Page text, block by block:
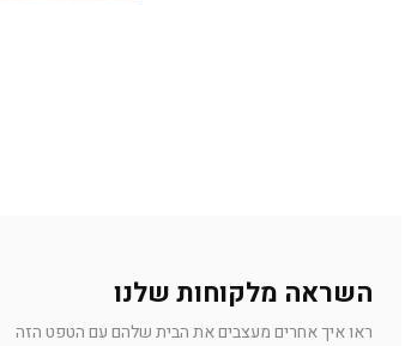
השראה מלקוחות שלנו
ראו איך אחרים מעצבים את הבית שלהם עם הטפט הזה